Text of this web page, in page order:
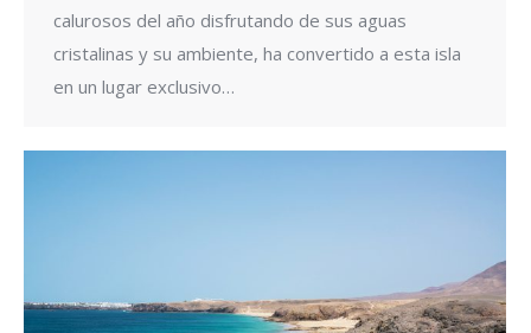
calurosos del año disfrutando de sus aguas
cristalinas y su ambiente, ha convertido a esta isla
en un lugar exclusivo…